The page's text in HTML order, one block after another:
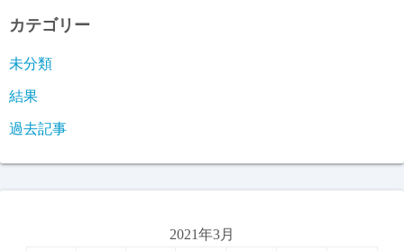
カテゴリー
未分類
結果
過去記事
2021年3月